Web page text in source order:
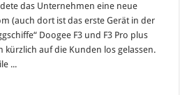
das Unternehmen eine neue
(auch dort ist das erste Gerät in der
Doogee F3 und F3 Pro plus
kürzlich auf die Kunden los gelassen.
...